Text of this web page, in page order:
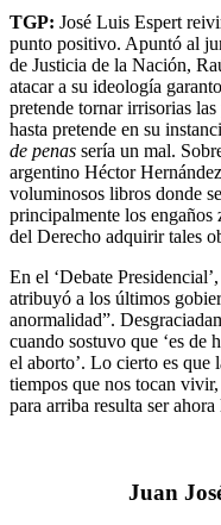
TGP: José Luis Espert
punto positivo. Apuntó al
de Justicia de la Nación,
atacar a su ideología
pretende tornar irrisorias
hasta pretende en su
de penas sería un mal.
argentino Héctor
voluminosos libros donde
principalmente los engaños
del Derecho adquirir tales
En el ‘Debate
atribuyó a los últimos
anormalidad”.
cuando sostuvo que ‘es de
el aborto’. Lo cierto es que
tiempos que nos tocan
para arriba resulta ser
Juan